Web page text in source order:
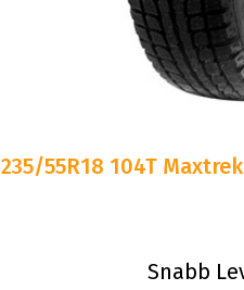
235/55R18 104T
Snabb